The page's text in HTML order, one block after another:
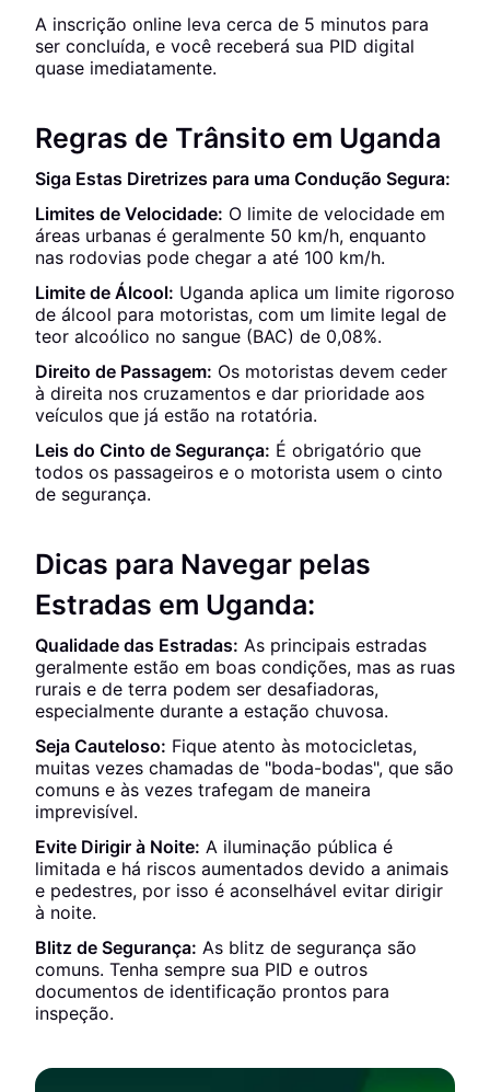
A inscrição online leva cerca de 5 minutos para
ser concluída, e você receberá sua PID digital
quase imediatamente.
Regras de Trânsito em Uganda
Siga Estas Diretrizes para uma Condução Segura:
Limites de Velocidade: O limite de velocidade em
áreas urbanas é geralmente 50 km/h, enquanto
nas rodovias pode chegar a até 100 km/h.
Limite de Álcool: Uganda aplica um limite rigoroso
de álcool para motoristas, com um limite legal de
teor alcoólico no sangue (BAC) de 0,08%.
Direito de Passagem: Os motoristas devem ceder
à direita nos cruzamentos e dar prioridade aos
veículos que já estão na rotatória.
Leis do Cinto de Segurança: É obrigatório que
todos os passageiros e o motorista usem o cinto
de segurança.
Dicas para Navegar pelas
Estradas em Uganda:
Qualidade das Estradas: As principais estradas
geralmente estão em boas condições, mas as ruas
rurais e de terra podem ser desafiadoras,
especialmente durante a estação chuvosa.
Seja Cauteloso: Fique atento às motocicletas,
muitas vezes chamadas de "boda-bodas", que são
comuns e às vezes trafegam de maneira
imprevisível.
Evite Dirigir à Noite: A iluminação pública é
limitada e há riscos aumentados devido a animais
e pedestres, por isso é aconselhável evitar dirigir
à noite.
Blitz de Segurança: As blitz de segurança são
comuns. Tenha sempre sua PID e outros
documentos de identificação prontos para
inspeção.